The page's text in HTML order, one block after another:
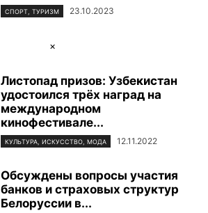
СПОРТ, ТУРИЗМ 23.10.2023
×
Листопад призов: Узбекистан
удостоился трёх наград на
международном
кинофестивале...
КУЛЬТУРА, ИСКУССТВО, МОДА 12.11.2022
Обсуждены вопросы участия
банков и страховых структур
Белоруссии в...